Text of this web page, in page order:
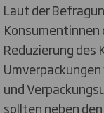
Laut der
Reduzierung
und
sollten neben